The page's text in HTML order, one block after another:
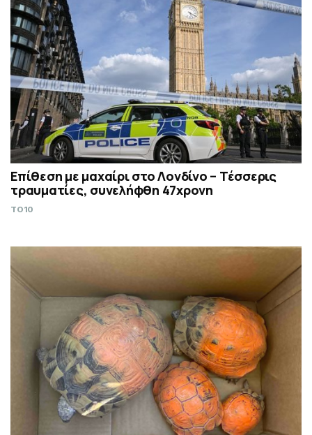
Επίθεση με μαχαίρι στο Λονδίνο – Τέσσερις
τραυματίες, συνελήφθη 47χρονη
TO10